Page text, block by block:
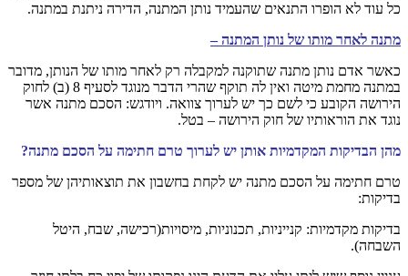
כל עוד לא הופרו התנאים שהעמיד נותן המתנה, הדירה ניתנת במתנה.
מתנה לאחר מותו של נותן המתנה –
כאשר אדם נותן מתנה שתוקנה למקבלה רק לאחר מותו של הנותן, מדובר
במתנה מחמת מיטה ואין לה תוקף שהרי הדבר מנוגד לסעיף 8 (ב) לחוק
הירושה הקובע כי לשם כך יש לערוך צוואה. ויודגש: הסכם מתנה אשר
נוגד את הוראותיו של חוק הירושה – בטל.
מהן הבדיקות המקדמיות אותן יש לערוך טרם חתימה על הסכם מתנה?
טרם חתימה על הסכם מתנה יש לקחת בחשבון את תוצאותיהן של מספר
בדיקות:
בדיקות מקדמיות: קנייניות, תכנוניות, מיסויות(רכישה, שבח, היטל
השבחה).